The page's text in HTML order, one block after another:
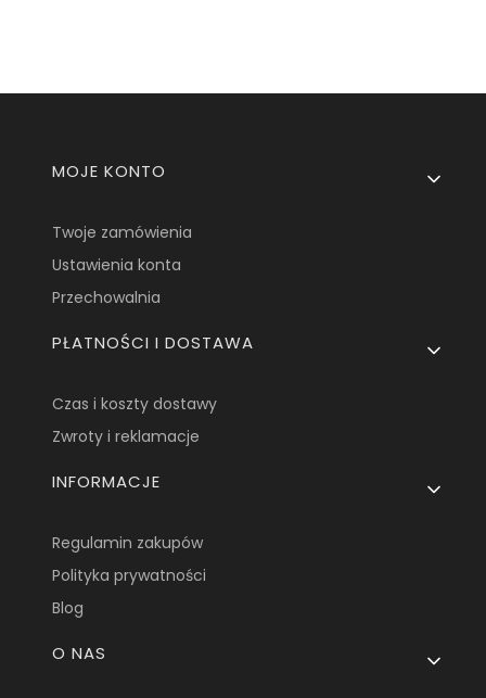
Linki w stopce
MOJE KONTO
Twoje zamówienia
Ustawienia konta
Przechowalnia
PŁATNOŚCI I DOSTAWA
Czas i koszty dostawy
Zwroty i reklamacje
INFORMACJE
Regulamin zakupów
Polityka prywatności
Blog
O NAS